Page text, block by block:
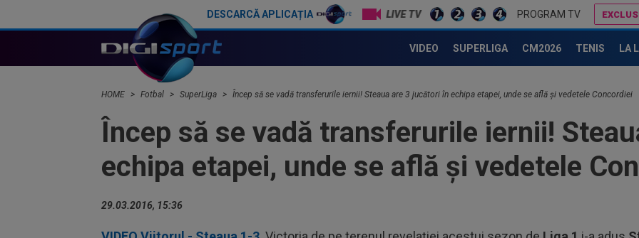
DESCARCĂ APLICAȚIA LIVE TV PROGRAM TV
VIDEO SUPERLIGA CM2026 TENIS LA
HOME Fotbal SuperLiga Încep să se vadă transferurile iernii! Steaua are 3 jucători în echipa etapei, unde se află și vedetele Concordiei
Încep să se vadă transferurile iernii!
echipa etapei, unde se află și vedetele
29.03.2016, 15:36
a